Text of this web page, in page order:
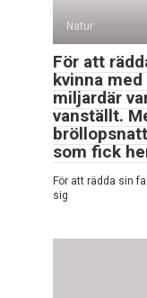
Natur
För att
kvinna
miljardär
vanställt.
som fick
För att rädda sin
sig